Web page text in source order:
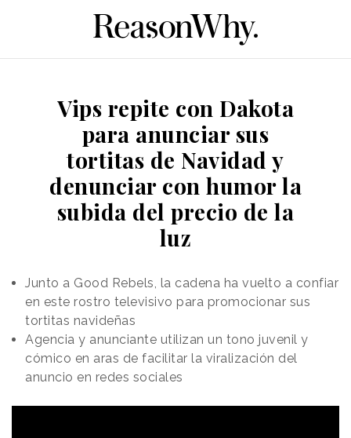
Vips repite con Dakota
para anunciar sus
tortitas de Navidad y
denunciar con humor la
subida del precio de la
luz
Junto a Good Rebels, la cadena ha vuelto a confiar
en este rostro televisivo para promocionar sus
tortitas navideñas
Agencia y anunciante utilizan un tono juvenil y
cómico en aras de facilitar la viralización del
anuncio en redes sociales